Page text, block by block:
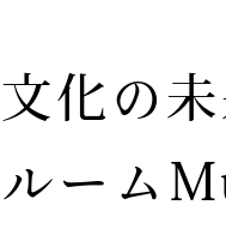
化の
ーム